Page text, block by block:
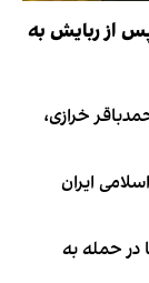
از ربایش به
خرازی،
ایران
در حمله به